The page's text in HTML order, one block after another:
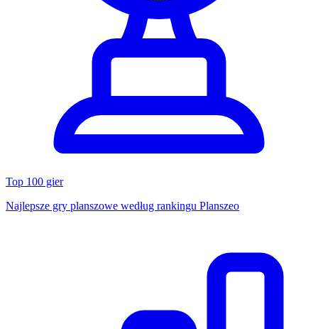
Top 100 gier
Najlepsze gry planszowe według rankingu Planszeo